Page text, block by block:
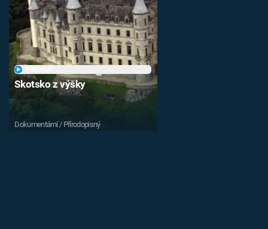
Skotsko z výšky
Dokumentární / Přírodopisný